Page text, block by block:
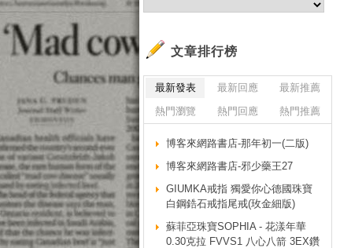
文章排行榜
最新發表 最新回應
最新推薦
熱門瀏覽
熱門回應 熱門推薦
博客來網路書店-那年初一(二版)
博客來網路書店-邪少藥王27
GIUMKA戒指 獨愛你心德國珠寶
白鋼鋯石戒指尾戒(玫金細版)
蘇菲亞珠寶SOPHIA - 花漾年華
0.30克拉 FVVS1 八心八箭 3EX鑽